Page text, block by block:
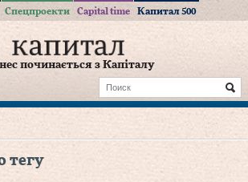
Спецпроекти Capital time Капитал 500
починається з Капіталу
тегу